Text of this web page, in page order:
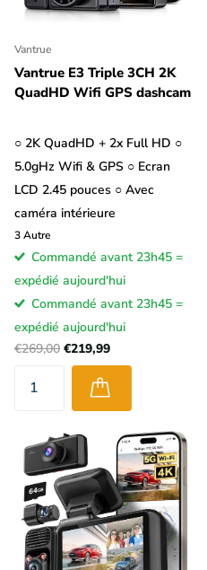
Vantrue
Vantrue E3 Triple 3CH 2K
QuadHD Wifi GPS dashcam
○ 2K QuadHD + 2x Full HD ○
5.0gHz Wifi & GPS ○ Ecran
LCD 2.45 pouces ○ Avec
caméra intérieure
3Autre
Commandé avant 23h45 =
expédié aujourd'hui
Commandé avant 23h45 =
expédié aujourd'hui
€269,00 €219,99